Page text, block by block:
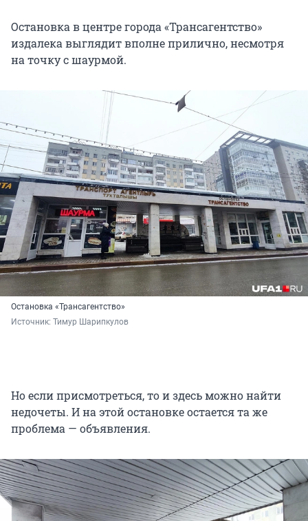
Остановка в центре города «Трансагентство»
издалека выглядит вполне прилично, несмотря
на точку с шаурмой.
Остановка «Трансагентство»
Источник: Тимур Шарипкулов
Но если присмотреться, то и здесь можно найти
недочеты. И на этой остановке остается та же
проблема — объявления.